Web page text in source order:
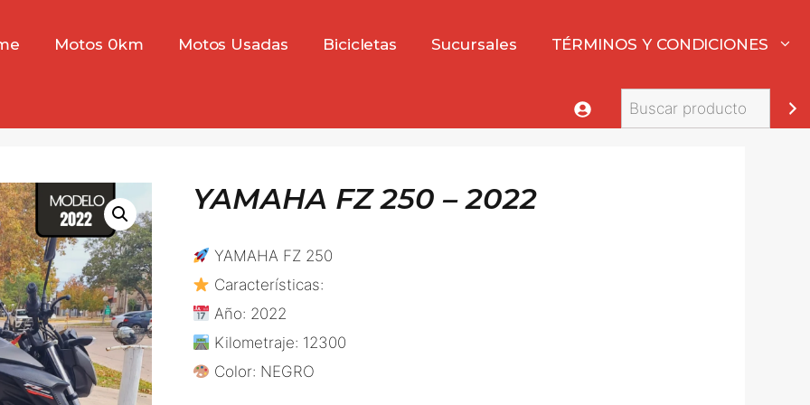
Motos 0km Motos Usadas Bicicletas Sucursales TÉRMINOS Y CONDICIONES
Buscar
YAMAHA FZ 250 – 2022
YAMAHA FZ 250
Características:
Año: 2022
Kilometraje: 12300
Color: NEGRO